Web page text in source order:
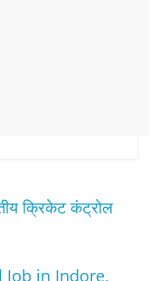
क्रिकेट कंट्रोल
in Indore,